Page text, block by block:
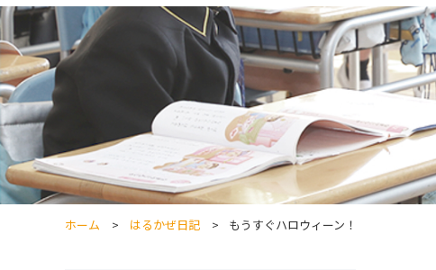
ホーム はるかぜ日記 もうすぐハロウィーン！